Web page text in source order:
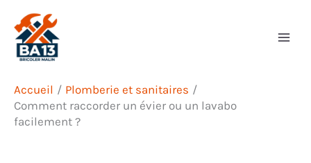
contenu
Accueil
Plomberie et sanitaires
Comment raccorder un évier ou un lavabo
facilement ?
Rechercher